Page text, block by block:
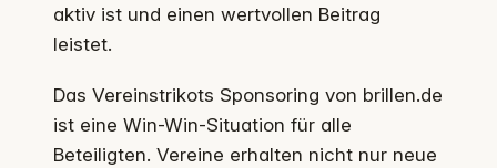
aktiv ist und einen wertvollen Beitrag
leistet.
Das Vereinstrikots Sponsoring von brillen.de
ist eine Win-Win-Situation für alle
Beteiligten. Vereine erhalten nicht nur neue